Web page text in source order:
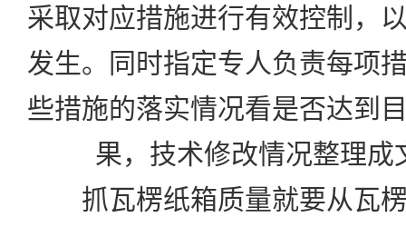
采取对应措施进行有效控制，
发生。同时指定专人负责每项
些措施的落实情况看是否达到
果，技术修改情况整理成
抓瓦楞纸箱质量就要从瓦楞